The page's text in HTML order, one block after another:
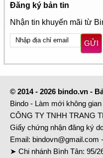
Đăng ký bản tin
Nhận tin khuyến mãi từ
GỬI
© 2014 - 2026 bindo.vn -
Bindo - Làm mới không
CÔNG TY TNHH TRANG
Giấy chứng nhận đăng ký
Email: bindovn@gmail.com
➤ Chi nhánh Bình Tân: 95/